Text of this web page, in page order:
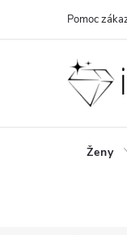
Pomoc
Ženy